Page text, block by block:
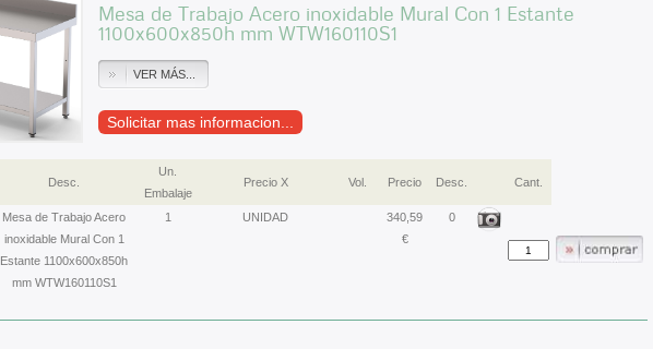
Mesa de Trabajo Acero inoxidable Mural Con 1 Estante
1100x600x850h mm WTW160110S1
VER MÁS...
Solicitar mas informacion...
Desc.
Un.
Embalaje
Precio X Vol. Precio Desc. Cant.
Mesa de Trabajo Acero
inoxidable Mural Con 1
Estante 1100x600x850h
mm WTW160110S1
1 UNIDAD
340,59
€
0